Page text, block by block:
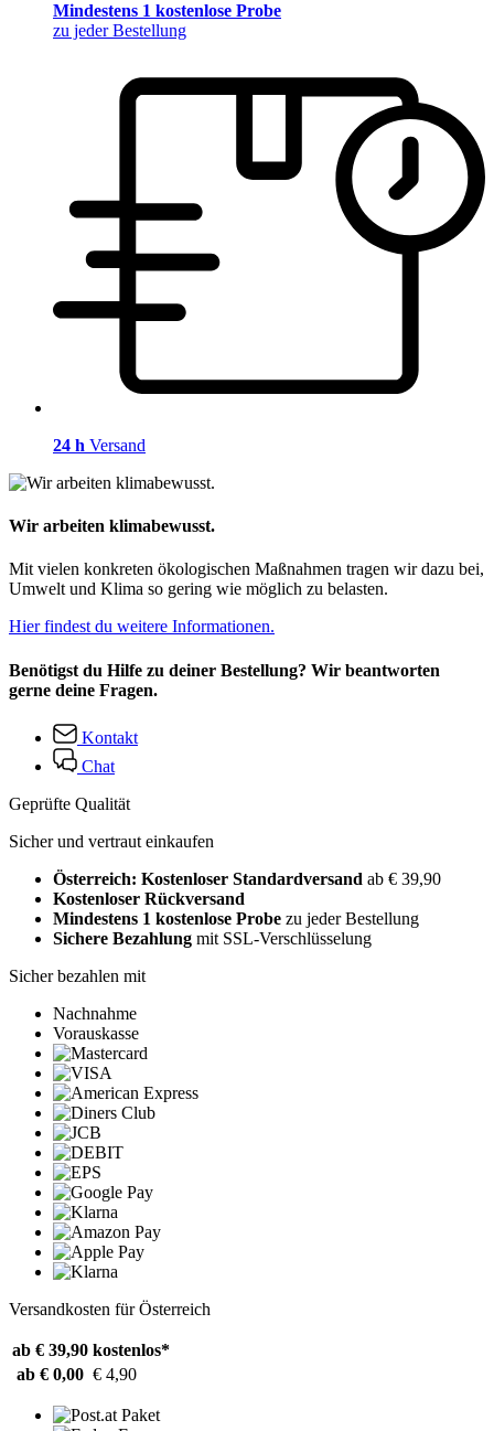
Mindestens 1 kostenlose Probe
zu jeder Bestellung
24 h Versand
Wir arbeiten klimabewusst.
Mit vielen konkreten ökologischen Maßnahmen tragen wir dazu bei,
Umwelt und Klima so gering wie möglich zu belasten.
Hier findest du weitere Informationen.
Benötigst du Hilfe zu deiner Bestellung? Wir beantworten
gerne deine Fragen.
Kontakt
Chat
Geprüfte Qualität
Sicher und vertraut einkaufen
Österreich: Kostenloser Standardversand ab € 39,90
Kostenloser Rückversand
Mindestens 1 kostenlose Probe zu jeder Bestellung
Sichere Bezahlung mit SSL-Verschlüsselung
Sicher bezahlen mit
Nachnahme
Vorauskasse
Versandkosten für Österreich
ab € 39,90 kostenlos*
ab € 0,00 € 4,90